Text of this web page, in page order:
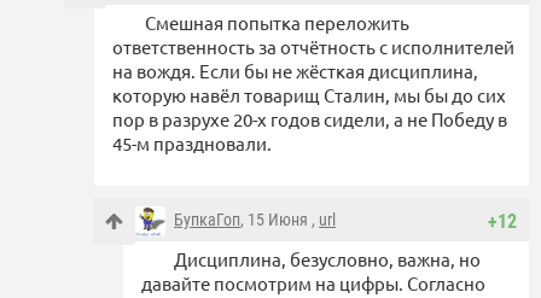
Смешная попытка переложить
ответственность за отчётность с исполнителей
на вождя. Если бы не жёсткая дисциплина,
которую навёл товарищ Сталин, мы бы до сих
пор в разрухе 20-х годов сидели, а не Победу в
45-м праздновали.
+12
БупкаГоп, 15 Июня , url
Дисциплина, безусловно, важна, но
давайте посмотрим на цифры. Согласно